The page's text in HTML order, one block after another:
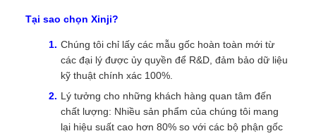
Tại sao chọn Xinji?
Chúng tôi chỉ lấy các mẫu gốc hoàn toàn mới từ
các đại lý được ủy quyền để R&D, đảm bảo dữ liệu
kỹ thuật chính xác 100%.
Lý tưởng cho những khách hàng quan tâm đến
chất lượng: Nhiều sản phẩm của chúng tôi mang
lại hiệu suất cao hơn 80% so với các bộ phận gốc